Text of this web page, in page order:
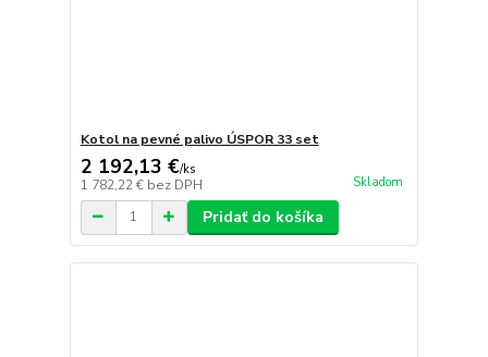
Kotol na pevné palivo ÚSPOR 33 set
2 192,13 €/ks
1 782,22 € bez DPH Skladom
Pridať do košíka